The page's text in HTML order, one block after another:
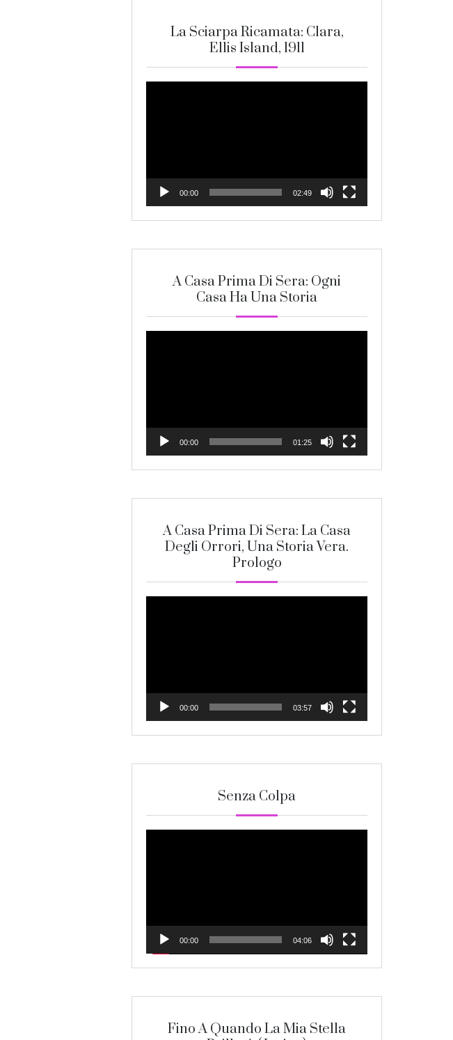
La Sciarpa Ricamata: Clara,
Ellis Island, 1911
00:00 02:49
A Casa Prima Di Sera: Ogni
Casa Ha Una Storia
00:00 01:25
A Casa Prima Di Sera: La Casa
Degli Orrori, Una Storia Vera.
Prologo
00:00 03:57
Senza Colpa
00:00 04:06
Fino A Quando La Mia Stella